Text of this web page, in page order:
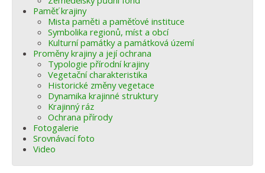
Autoři
Paměť krajiny
Mista paměti a paměťové instituce
Symbolika regionů, míst a obcí
Kulturní památky a památková území
Proměny krajiny a její ochrana
Typologie přírodní krajiny
Vegetační charakteristika
Historické změny vegetace
Dynamika krajinné struktury
Krajinný ráz
Ochrana přírody
Fotogalerie
Srovnávací foto
Video